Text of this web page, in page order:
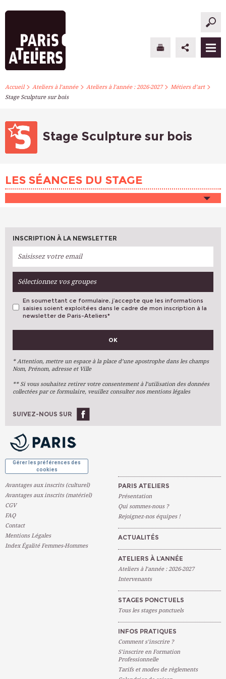
PARIS ATELIERS
ATELIERS À L’ANNÉE
INFOS PRATIQUES
S’INSCRIRE
Accueil> Ateliers à l’année> Ateliers à l’année : 2026-2027> Métiers d’art>
Stage Sculpture sur bois
Stage Sculpture sur bois
LES SÉANCES DU STAGE
INSCRIPTION À LA NEWSLETTER
Sélectionnez vos groupes
VOS PRÉFÉRENCES
Arts Plastiques
Arts Du Texte
Arts Numériques
Ateliers À L'année
En soumettant ce formulaire, j’accepte que les informations
saisies soient exploitées dans le cadre de mon inscription à la
newsletter de Paris-Ateliers*
OK
* Attention, mettre un espace à la place d’une apostrophe dans les champs
Nom, Prénom, adresse et Ville
** Si vous souhaitez retirer votre consentement à l’utilisation des données
collectées par ce formulaire, veuillez consulter nos mentions légales
SUIVEZ-NOUS SUR
Gérer les préférences des
cookies
Avantages aux inscrits (culturel)
Avantages aux inscrits (matériel)
CGV
FAQ
Contact
Mentions Légales
Index Égalité Femmes-Hommes
PARIS ATELIERS
Présentation
Qui sommes-nous ?
Rejoignez-nos équipes !
ACTUALITÉS
ATELIERS À L’ANNÉE
Ateliers à l’année : 2026-2027
Intervenants
STAGES PONCTUELS
Tous les stages ponctuels
INFOS PRATIQUES
Comment s’inscrire ?
S’inscrire en Formation
Professionnelle
Tarifs et modes de règlements